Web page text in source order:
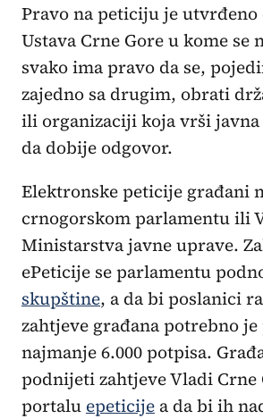
Pravo na peticiju je utvrđeno
Ustava Crne Gore u kome se
svako ima pravo da se,
zajedno sa drugim, obrati
ili organizaciji koja vrši javna
da dobije odgovor.
Elektronske peticije građani
crnogorskom parlamentu ili
Ministarstva javne uprave.
ePeticije se parlamentu
skupštine, a da bi poslanici
zahtjeve građana potrebno
najmanje 6.000 potpisa.
podnijeti zahtjeve Vladi Crne
portalu epeticije a da bi ih